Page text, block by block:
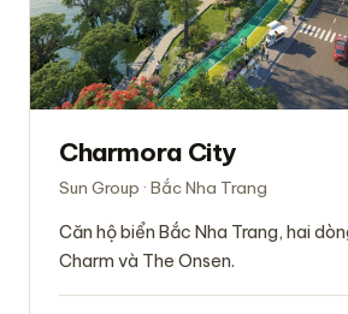
Charmora City
Sun Group · Bắc Nha Trang
Căn hộ biển Bắc Nha Trang, hai
Charm và The Onsen.